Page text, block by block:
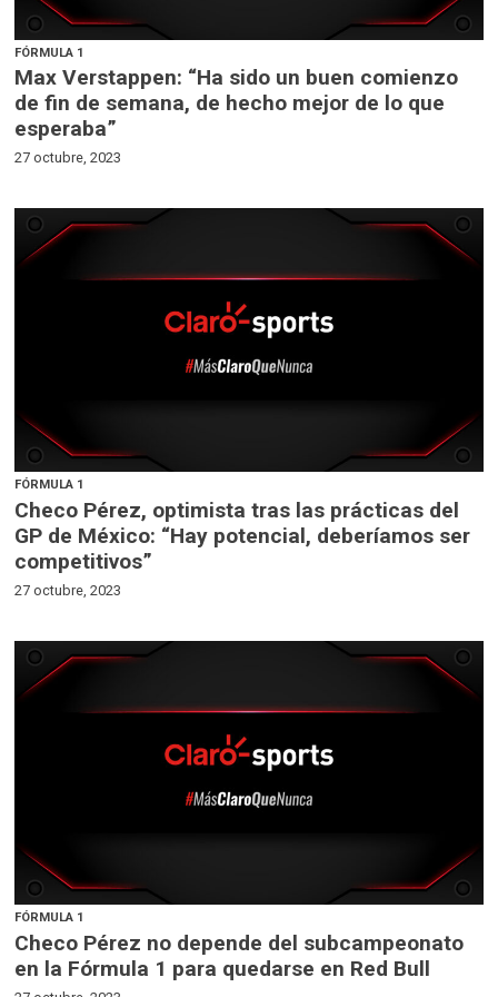
FÓRMULA 1
Max Verstappen: “Ha sido un buen comienzo
de fin de semana, de hecho mejor de lo que
esperaba”
27 octubre, 2023
FÓRMULA 1
Checo Pérez, optimista tras las prácticas del
GP de México: “Hay potencial, deberíamos ser
competitivos”
27 octubre, 2023
FÓRMULA 1
Checo Pérez no depende del subcampeonato
en la Fórmula 1 para quedarse en Red Bull